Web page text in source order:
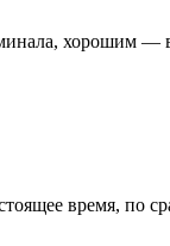
хорошим —
время, по